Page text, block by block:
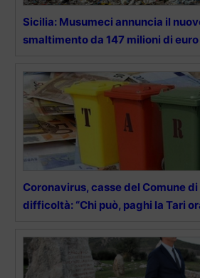
Sicilia: Musumeci annuncia il
smaltimento da 147 milioni di euro
Coronavirus, casse del Comune
difficoltà: “Chi può, paghi la Tari